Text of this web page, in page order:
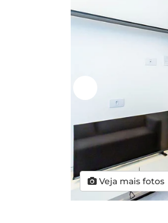
Veja mais fotos